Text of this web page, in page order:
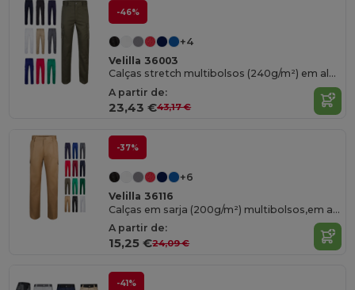
-46%
+4
Velilla 36003
Calças stretch multibolsos (240g/m²) em algodão (46%), EME (38%) e poliéster (16%)
A partir de:
23,43 €43,17 €
-37%
+6
Velilla 36116
Calças em sarja (200g/m²) multibolsos,em algodão (35%) e poliéster (65%)
A partir de:
15,25 €24,09 €
-41%